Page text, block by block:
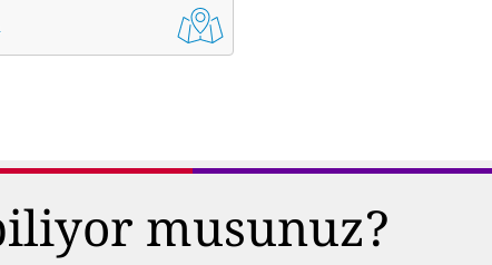
musunuz?